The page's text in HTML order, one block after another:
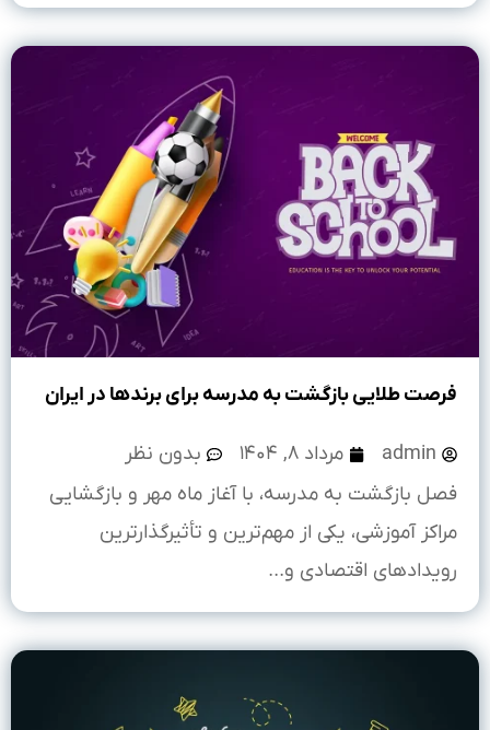
فرصت طلایی بازگشت به مدرسه برای برندها در ایران
admin مرداد ۸, ۱۴۰۴
بدون نظر
فصل بازگشت به مدرسه، با آغاز ماه مهر و بازگشایی
مراکز آموزشی، یکی از مهم‌ترین و تأثیرگذارترین
رویدادهای اقتصادی و...